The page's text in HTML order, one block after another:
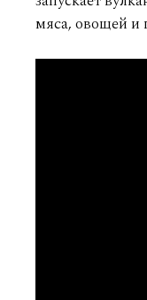
мяса, овощей и